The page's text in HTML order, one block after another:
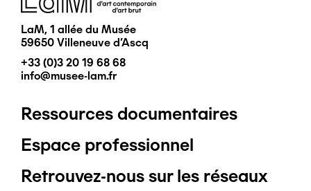
LaM, 1 allée du Musée
59650 Villeneuve d'Ascq
+33 (0)3 20 19 68 68
info@musee-lam.fr
Pied
de
Ressources documentaires
Espace professionnel
Retrouvez-nous sur les réseaux